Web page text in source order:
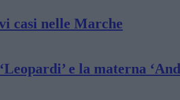
casi nelle Marche
e la materna